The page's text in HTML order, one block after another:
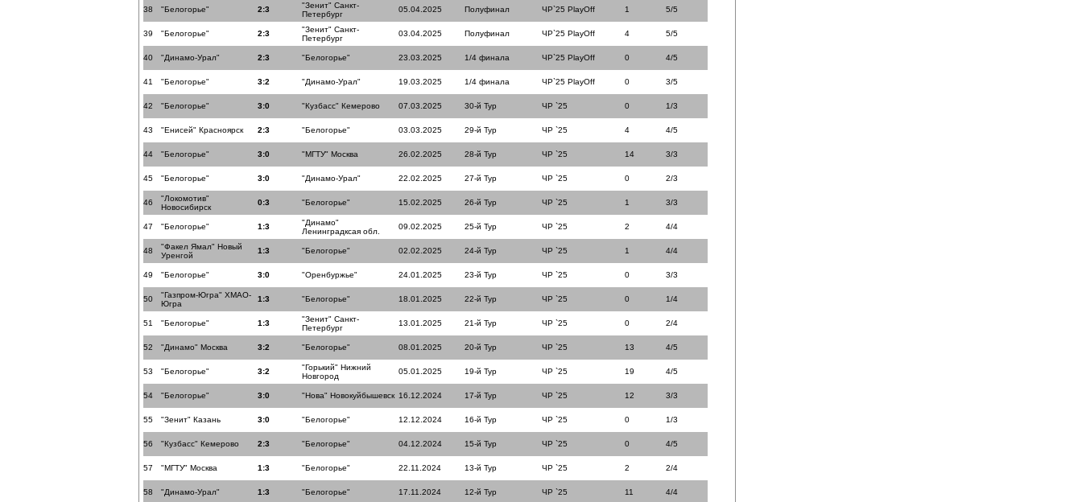
38 "Белогорье" 2:3
"Зенит" Санкт-
Петербург
05.04.2025 Полуфинал ЧР`25 PlayOff 1 5/5
39 "Белогорье" 2:3
"Зенит" Санкт-
Петербург
03.04.2025 Полуфинал ЧР`25 PlayOff 4 5/5
40 "Динамо-Урал" 2:3 "Белогорье" 23.03.2025 1/4 финала ЧР`25 PlayOff 0 4/5
41 "Белогорье" 3:2 "Динамо-Урал" 19.03.2025 1/4 финала ЧР`25 PlayOff 0 3/5
42 "Белогорье" 3:0 "Кузбасс" Кемерово 07.03.2025 30-й Тур ЧР `25 0 1/3
43 "Енисей" Красноярск 2:3 "Белогорье" 03.03.2025 29-й Тур ЧР `25 4 4/5
44 "Белогорье" 3:0 "МГТУ" Москва 26.02.2025 28-й Тур ЧР `25 14 3/3
45 "Белогорье" 3:0 "Динамо-Урал" 22.02.2025 27-й Тур ЧР `25 0 2/3
46
"Локомотив"
Новосибирск
0:3 "Белогорье" 15.02.2025 26-й Тур ЧР `25 1 3/3
47 "Белогорье" 1:3
"Динамо"
Ленинградксая обл.
09.02.2025 25-й Тур ЧР `25 2 4/4
48
"Факел Ямал" Новый
Уренгой
1:3 "Белогорье" 02.02.2025 24-й Тур ЧР `25 1 4/4
49 "Белогорье" 3:0 "Оренбуржье" 24.01.2025 23-й Тур ЧР `25 0 3/3
50
"Газпром-Югра" ХМАО-
Югра
1:3 "Белогорье" 18.01.2025 22-й Тур ЧР `25 0 1/4
51 "Белогорье" 1:3
"Зенит" Санкт-
Петербург
13.01.2025 21-й Тур ЧР `25 0 2/4
52 "Динамо" Москва 3:2 "Белогорье" 08.01.2025 20-й Тур ЧР `25 13 4/5
53 "Белогорье" 3:2
"Горький" Нижний
Новгород
05.01.2025 19-й Тур ЧР `25 19 4/5
54 "Белогорье" 3:0 "Нова" Новокуйбышевск 16.12.2024 17-й Тур ЧР `25 12 3/3
55 "Зенит" Казань 3:0 "Белогорье" 12.12.2024 16-й Тур ЧР `25 0 1/3
56 "Кузбасс" Кемерово 2:3 "Белогорье" 04.12.2024 15-й Тур ЧР `25 0 4/5
57 "МГТУ" Москва 1:3 "Белогорье" 22.11.2024 13-й Тур ЧР `25 2 2/4
58 "Динамо-Урал" 1:3 "Белогорье" 17.11.2024 12-й Тур ЧР `25 11 4/4